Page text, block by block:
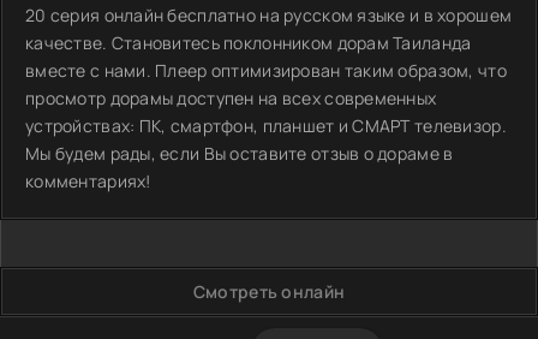
20 серия онлайн бесплатно на русском языке и в хорошем
качестве. Становитесь поклонником дорам Таиланда
вместе с нами. Плеер оптимизирован таким образом, что
просмотр дорамы доступен на всех современных
устройствах: ПК, смартфон, планшет и СМАРТ телевизор.
Мы будем рады, если Вы оставите отзыв о дораме в
комментариях!
Смотреть онлайн